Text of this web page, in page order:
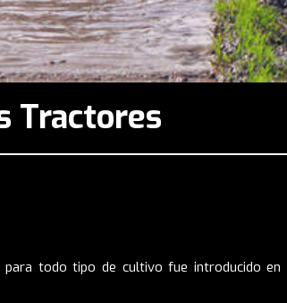
Tractores
todo tipo de cultivo fue introducido